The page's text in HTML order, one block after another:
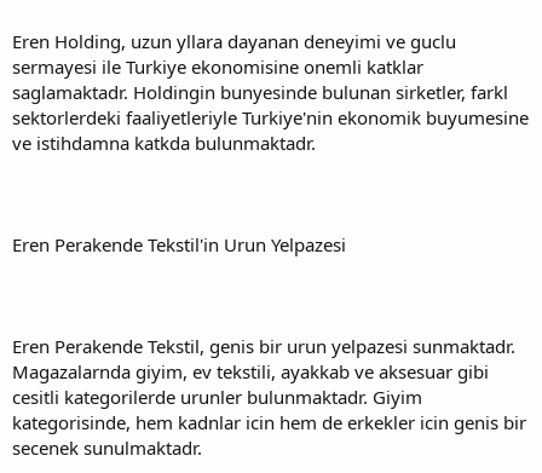
Eren Holding, uzun yllara dayanan deneyimi ve guclu
sermayesi ile Turkiye ekonomisine onemli katklar
saglamaktadr. Holdingin bunyesinde bulunan sirketler, farkl
sektorlerdeki faaliyetleriyle Turkiye'nin ekonomik buyumesine
ve istihdamna katkda bulunmaktadr.
Eren Perakende Tekstil'in Urun Yelpazesi
Eren Perakende Tekstil, genis bir urun yelpazesi sunmaktadr.
Magazalarnda giyim, ev tekstili, ayakkab ve aksesuar gibi
cesitli kategorilerde urunler bulunmaktadr. Giyim
kategorisinde, hem kadnlar icin hem de erkekler icin genis bir
secenek sunulmaktadr.